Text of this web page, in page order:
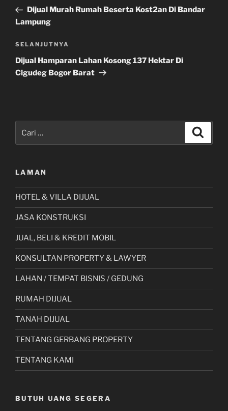
Sebelumnya
Dijual Murah Rumah Beserta Kost2an Di Bandar
Lampung
Pos
Selanjutnya
SELANJUTNYA
Dijual Hamparan Lahan Kosong 137 Hektar Di
Cigudeg Bogor Barat
untuk:
LAMAN
HOTEL & VILLA DIJUAL
JASA KONSTRUKSI
JUAL, BELI & KREDIT MOBIL
KONSULTAN PROPERTY & LAWYER
LAHAN / TEMPAT BISNIS / GEDUNG
RUMAH DIJUAL
TANAH DIJUAL
TENTANG GERBANG PROPERTY
TENTANG KAMI
BUTUH UANG SEGERA